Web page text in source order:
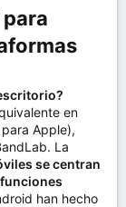
en
Apple),
La
se centran
han hecho